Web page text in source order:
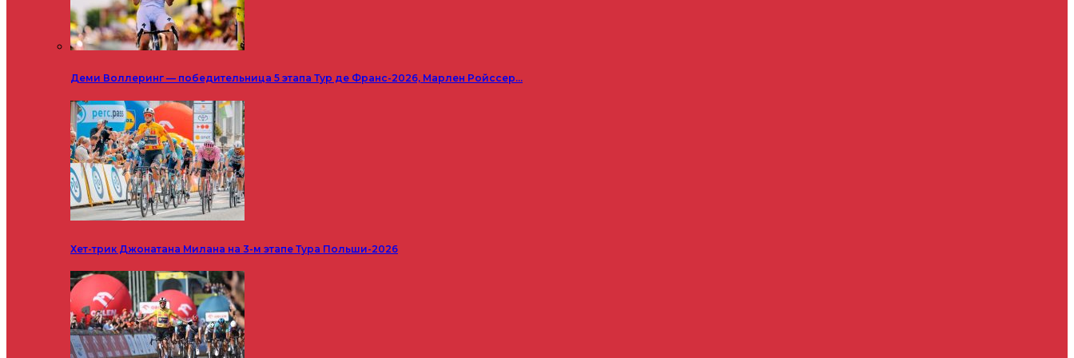
Деми Воллеринг — победительница 5 этапа Тур де Франс-2026, Марлен Ройссер…
Хет-трик Джонатана Милана на 3-м этапе Тура Польши-2026